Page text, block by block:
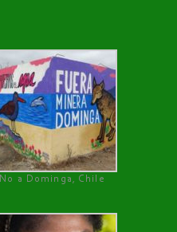
No a Dominga, Chile